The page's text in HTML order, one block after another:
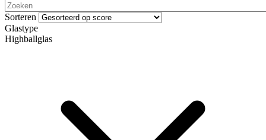
Sorteren
Glastype
Highballglas